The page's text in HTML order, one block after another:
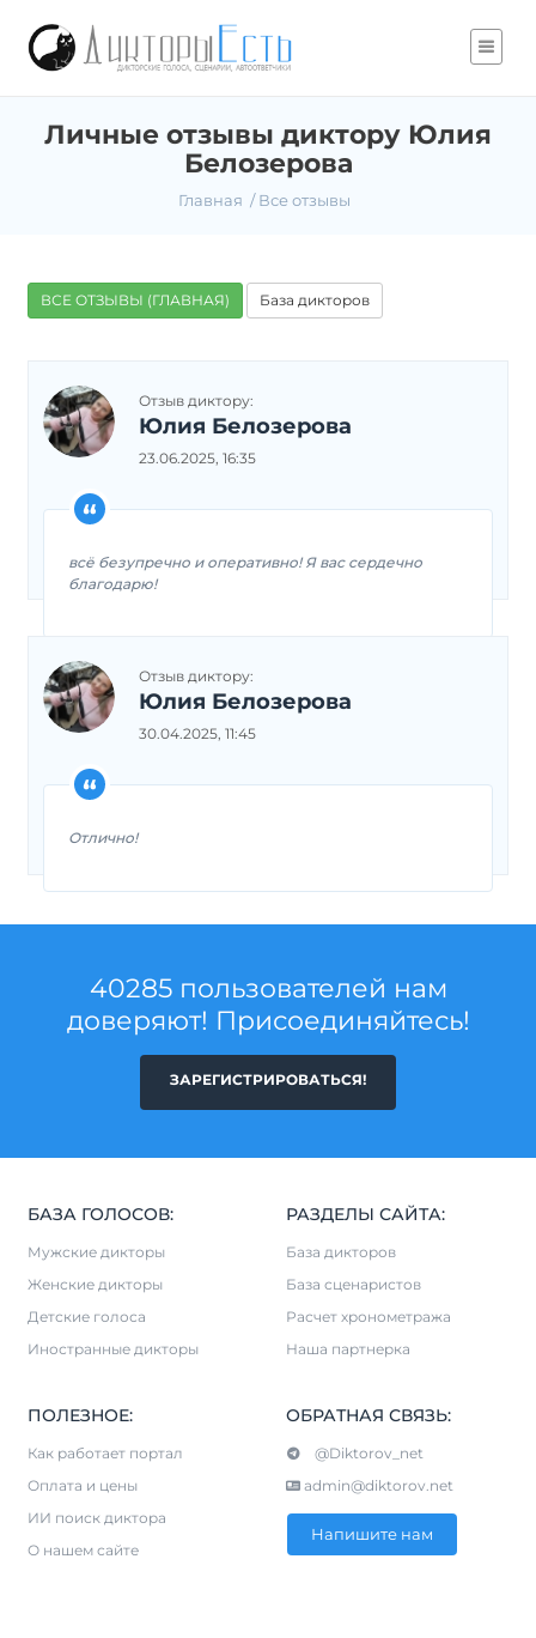
Личные отзывы диктору Юлия
Белозерова
Главная Все отзывы
ВСЕ ОТЗЫВЫ (ГЛАВНАЯ) База дикторов
Отзыв диктору:
Юлия Белозерова
23.06.2025, 16:35
всё безупречно и оперативно! Я вас сердечно
благодарю!
Отзыв диктору:
Юлия Белозерова
30.04.2025, 11:45
Отлично!
40285 пользователей нам
доверяют! Присоединяйтесь!
ЗАРЕГИСТРИРОВАТЬСЯ!
БАЗА ГОЛОСОВ:
Мужские дикторы
Женские дикторы
Детские голоса
Иностранные дикторы
РАЗДЕЛЫ САЙТА:
База дикторов
База сценаристов
Расчет хронометража
Наша партнерка
ПОЛЕЗНОЕ:
Как работает портал
Оплата и цены
ИИ поиск диктора
О нашем сайте
ОБРАТНАЯ СВЯЗЬ:
@Diktorov_net
admin@diktorov.net
Напишите нам